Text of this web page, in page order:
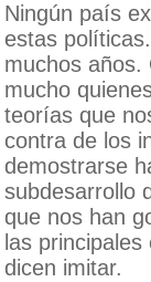
Ningún país
estas
muchos años.
mucho
teorías que
contra de los
demostrarse
subdesarrollo
que nos han
las
dicen imitar.